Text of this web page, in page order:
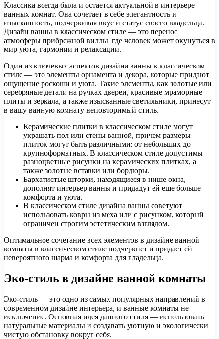
Классика всегда была и остается актуальной в интерьере
ванных комнат. Она сочетает в себе элегантность и
изысканность, подчеркивая вкус и статус своего владельца.
Дизайн ванны в классическом стиле — это перенос
атмосферы прибрежной виллы, где человек может окунуться в
мир уюта, гармонии и релаксации.
Один из ключевых аспектов дизайна ванны в классическом
стиле — это элементы орнамента и декора, которые придают
ощущение роскоши и уюта. Такие элементы, как золотые или
серебряные детали на ручках дверей, красивые мраморные
плиты и зеркала, а также изысканные светильники, принесут
в вашу ванную комнату неповторимый стиль.
Керамические плитки в классическом стиле могут
украшать пол или стены ванной, причем размеры
плиток могут быть различными: от небольших до
крупноформатных. В классическом стиле допустимы
разноцветные рисунки на керамических плитках, а
также золотые вставки или бордюры.
Бархатистые шторки, находящиеся в нише окна,
дополнят интерьер ванны и придадут ей еще больше
комфорта и уюта.
В классическом стиле дизайна ванны советуют
использовать ковры из меха или с рисунком, который
ограничен строгим эстетическим взглядом.
Оптимальное сочетание всех элементов в дизайне ванной
комнаты в классическом стиле подчеркнет и придаст ей
невероятного шарма и комфорта для владельца.
Эко-стиль в дизайне ванной комнаты
Эко-стиль — это одно из самых популярных направлений в
современном дизайне интерьера, и ванные комнаты не
исключение. Основная идея данного стиля — использовать
натуральные материалы и создавать уютную и экологически
чистую обстановку вокруг себя.